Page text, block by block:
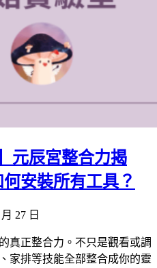
元辰宮整合力揭
安裝所有工具？
27 日
真正整合力。不只是觀看或調
家排等技能全部整合成你的靈